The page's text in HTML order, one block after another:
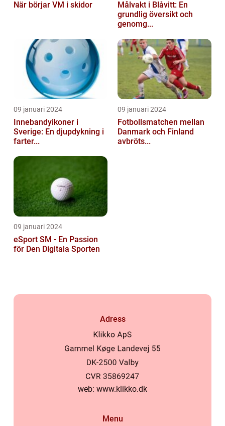
När börjar VM i skidor
Målvakt i Blåvitt: En
grundlig översikt och
genomg...
09 januari 2024
Innebandyikoner i
Sverige: En djupdykning i
farter...
09 januari 2024
Fotbollsmatchen mellan
Danmark och Finland
avbröts...
09 januari 2024
eSport SM - En Passion
för Den Digitala Sporten
Adress
web: www.klikko.dk
Menu